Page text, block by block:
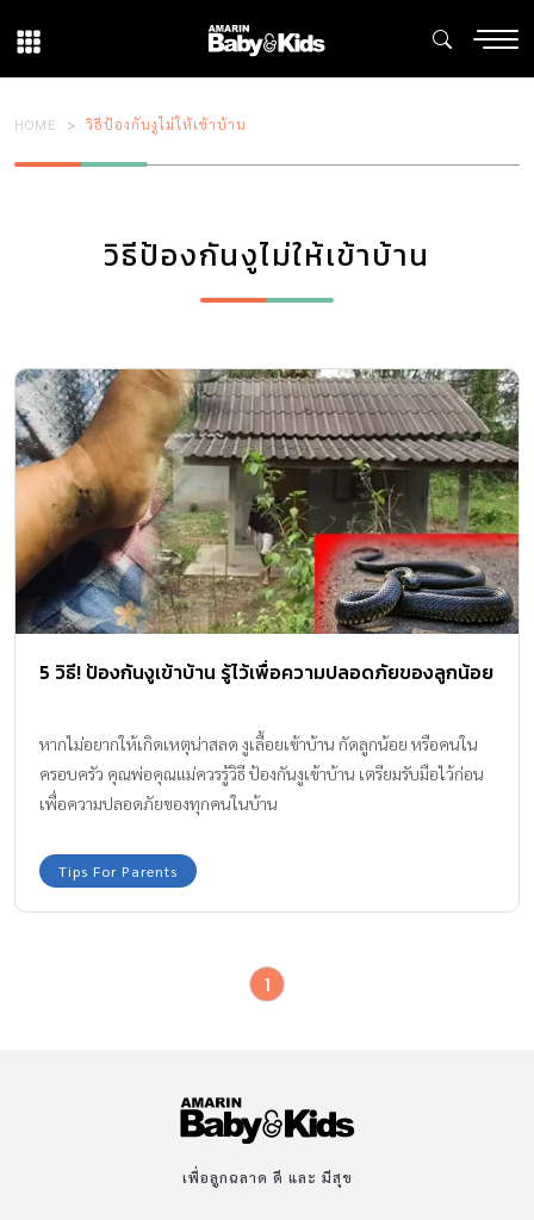
HOME วิธีป้องกันงูไม่ให้เข้าบ้าน
วิธีป้องกันงูไม่ให้เข้าบ้าน
5 วิธี! ป้องกันงูเข้าบ้าน รู้ไว้เพื่อความปลอดภัยของลูกน้อย
หากไม่อยากให้เกิดเหตุน่าสลด งูเลื้อยเข้าบ้าน กัดลูกน้อย หรือคนใน
ครอบครัว คุณพ่อคุณแม่ควรรู้วิธี ป้องกันงูเข้าบ้าน เตรียมรับมือไว้ก่อน
เพื่อความปลอดภัยของทุกคนในบ้าน
Tips For Parents
1
เพื่อลูกฉลาด ดี และ มีสุข